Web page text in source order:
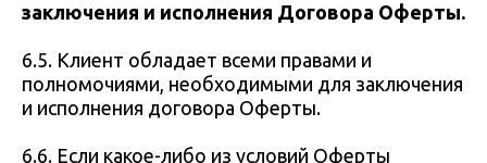
заключения и исполнения Договора Оферты.
6.5. Клиент обладает всеми правами и
полномочиями, необходимыми для заключения
и исполнения договора Оферты.
6.6. Если какое-либо из условий Оферты